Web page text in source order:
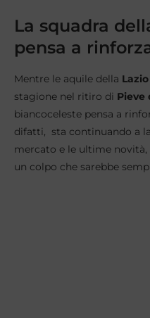
La squadra
pensa a
Mentre le aquile della
stagione nel ritiro di Pieve
biancoceleste pensa a
difatti, sta continuando a
mercato e le ultime
un colpo che sarebbe